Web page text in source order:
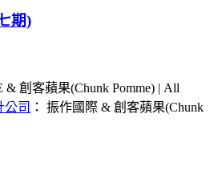
期)
創客蘋果(Chunk Pomme) | All
公司 ： 振作國際 & 創客蘋果(Chunk